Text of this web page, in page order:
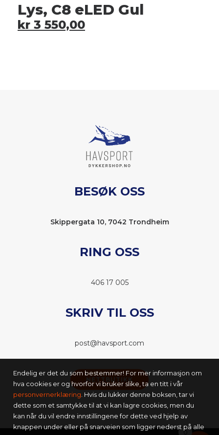
Lys, C8 eLED Gul
kr 3 550,00
BESØK OSS
Skippergata 10, 7042 Trondheim
RING OSS
406 17 005
SKRIV TIL OSS
post@havsport.com
NETTBUTIKK
Endelig er det du som bestemmer! For mer informasjon om
hva cookies er og hvorfor vi bruker slike, ta en titt i vår
personvernerklæring . Hvis du lukker denne boksen, tar vi
dette som et samtykke til at vi kan lagre cookies, men du
kan når du vil endre innstillingene for dette ved hjelp av
knappen under eller på snarveien som ligger nederst på alle
0